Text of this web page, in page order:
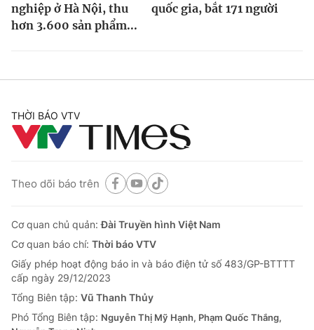
nghiệp ở Hà Nội, thu
hơn 3.600 sản phẩm...
quốc gia, bắt 171 người
THỜI BÁO VTV
Theo dõi báo trên
Cơ quan chủ quản:Đài Truyền hình Việt Nam
Cơ quan báo chí: Thời báo VTV
Giấy phép hoạt động báo in và báo điện tử số 483/GP-BTTTT
cấp ngày 29/12/2023
Tổng Biên tập: Vũ Thanh Thủy
Phó Tổng Biên tập: Nguyễn Thị Mỹ Hạnh, Phạm Quốc Thắng,